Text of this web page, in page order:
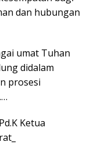
dan hubungan
umat Tuhan
didalam
prosesi
Ketua